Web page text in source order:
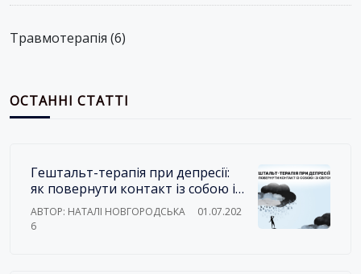
Травмотерапія (6)
ОСТАННІ СТАТТІ
Гештальт-терапія при депресії:
як повернути контакт із собою і
зі світом
АВТОР: НАТАЛІ НОВГОРОДСЬКА
01.07.202
6